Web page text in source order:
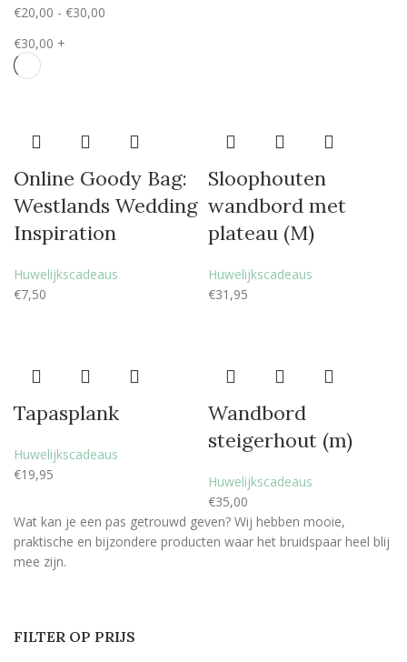
FILTER OP PRIJS
€20,00 - €30,00
€30,00 +
Online Goody Bag:
Westlands Wedding
Inspiration
Huwelijkscadeaus
€7,50
Sloophouten
wandbord met
plateau (M)
Huwelijkscadeaus
€31,95
Tapasplank
Huwelijkscadeaus
€19,95
Wandbord
steigerhout (m)
Huwelijkscadeaus
€35,00
Wat kan je een pas getrouwd geven? Wij hebben mooie,
praktische en bijzondere producten waar het bruidspaar heel blij
mee zijn.